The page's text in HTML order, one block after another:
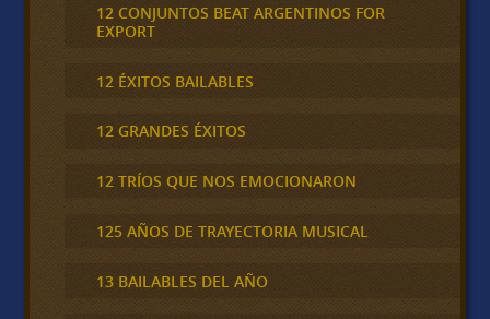
12 CONJUNTOS BEAT ARGENTINOS FOR
EXPORT
12 ÉXITOS BAILABLES
12 GRANDES ÉXITOS
12 TRÍOS QUE NOS EMOCIONARON
125 AÑOS DE TRAYECTORIA MUSICAL
13 BAILABLES DEL AÑO